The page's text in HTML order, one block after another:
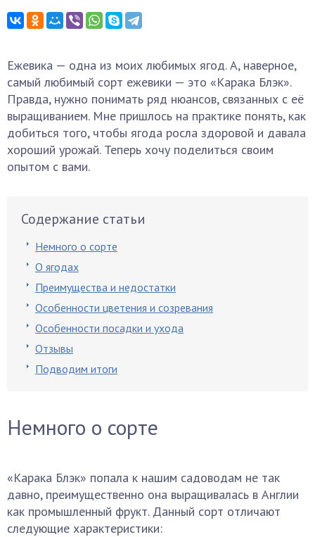
Ежевика — одна из моих любимых ягод. А, наверное,
самый любимый сорт ежевики — это «Карака Блэк».
Правда, нужно понимать ряд нюансов, связанных с её
выращиванием. Мне пришлось на практике понять, как
добиться того, чтобы ягода росла здоровой и давала
хороший урожай. Теперь хочу поделиться своим
опытом с вами.
Содержание статьи
Немного о сорте
О ягодах
Преимущества и недостатки
Особенности цветения и созревания
Особенности посадки и ухода
Отзывы
Подводим итоги
Немного о сорте
«Карака Блэк» попала к нашим садоводам не так
давно, преимущественно она выращивалась в Англии
как промышленный фрукт. Данный сорт отличают
следующие характеристики: